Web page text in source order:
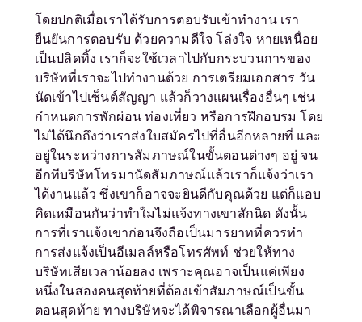
โดยปกติเมื่อเราได้รับการตอบรับเข้าทำงาน เรา
ยืนยันการตอบรับ ด้วยความดีใจ โล่งใจ หายเหนื่อย
เป็นปลิดทิ้ง เราก็จะใช้เวลาไปกับกระบวนการของ
บริษัทที่เราจะไปทำงานด้วย การเตรียมเอกสาร วัน
นัดเข้าไปเซ็นต์สัญญา แล้วก็วางแผนเรื่องอื่นๆ เช่น
กำหนดการพักผ่อน ท่องเที่ยว หรือการฝึกอบรม โดย
ไม่ได้นึกถึงว่าเราส่งใบสมัครไปที่อื่นอีกหลายที่ และ
อยู่ในระหว่างการสัมภาษณ์ในขั้นตอนต่างๆ อยู่ จน
อีกทีบริษัทโทรมานัดสัมภาษณ์แล้วเราก็แจ้งว่าเรา
ได้งานแล้ว ซึ่งเขาก็อาจจะยินดีกับคุณด้วย แต่ก็แอบ
คิดเหมือนกันว่าทำใมไม่แจ้งทางเขาสักนิด ดังนั้น
การที่เราแจ้งเขาก่อนจึงถือเป็นมารยาทที่ควรทำ
การส่งแจ้งเป็นอีเมลล์หรือโทรศัพท์ ช่วยให้ทาง
บริษัทเสียเวลาน้อยลง เพราะคุณอาจเป็นแค่เพียง
หนึ่งในสองคนสุดท้ายที่ต้องเข้าสัมภาษณ์เป็นขั้น
ตอนสุดท้าย ทางบริษัทจะได้พิจารณาเลือกผู้อื่นมา